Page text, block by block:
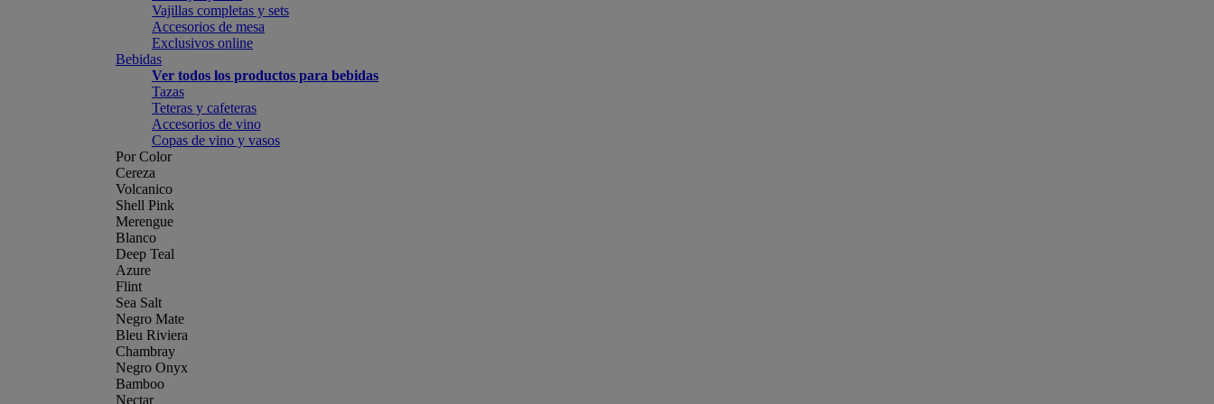
Vajillas completas y sets
Accesorios de mesa
Exclusivos online
Bebidas
Ver todos los productos para bebidas
Tazas
Teteras y cafeteras
Accesorios de vino
Copas de vino y vasos
Por Color
Cereza
Volcanico
Shell Pink
Merengue
Blanco
Deep Teal
Azure
Flint
Sea Salt
Negro Mate
Bleu Riviera
Chambray
Negro Onyx
Bamboo
Nectar